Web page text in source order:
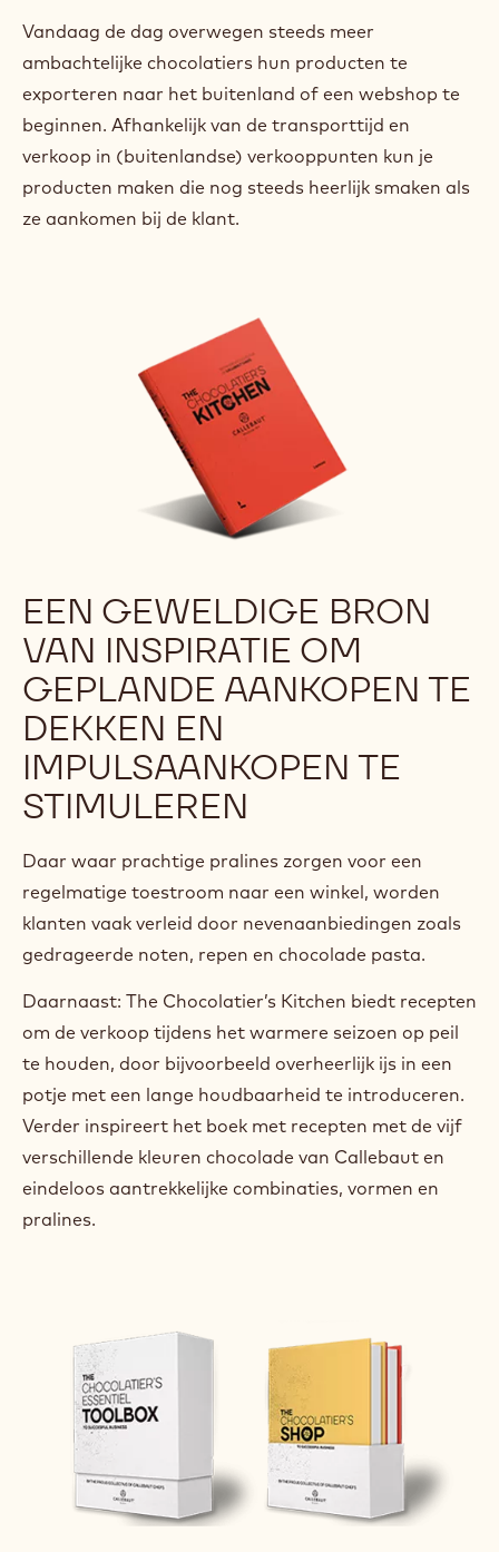
Vandaag de dag overwegen steeds meer
ambachtelijke chocolatiers hun producten te
exporteren naar het buitenland of een webshop te
beginnen. Afhankelijk van de transporttijd en
verkoop in (buitenlandse) verkooppunten kun je
producten maken die nog steeds heerlijk smaken als
ze aankomen bij de klant.
EEN GEWELDIGE BRON
VAN INSPIRATIE OM
GEPLANDE AANKOPEN TE
DEKKEN EN
IMPULSAANKOPEN TE
STIMULEREN
Daar waar prachtige pralines zorgen voor een
regelmatige toestroom naar een winkel, worden
klanten vaak verleid door nevenaanbiedingen zoals
gedrageerde noten, repen en chocolade pasta.
Daarnaast: The Chocolatier’s Kitchen biedt recepten
om de verkoop tijdens het warmere seizoen op peil
te houden, door bijvoorbeeld overheerlijk ijs in een
potje met een lange houdbaarheid te introduceren.
Verder inspireert het boek met recepten met de vijf
verschillende kleuren chocolade van Callebaut en
eindeloos aantrekkelijke combinaties, vormen en
pralines.